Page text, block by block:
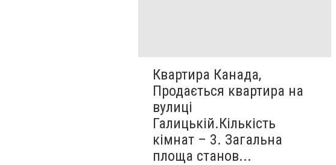
Квартира Канада,
Продається квартира на
вулиці
Галицькій.Кількість
кімнат – 3. Загальна
площа станов...